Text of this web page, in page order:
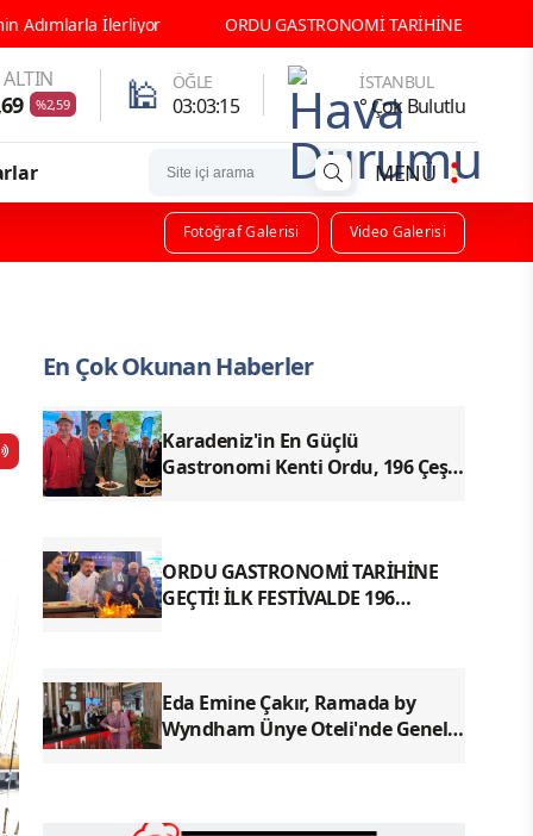
Karadeniz'in En Güçlü
%2,59 🕌 ÖĞLE
03:03:13
İSTANBUL
° Çok Bulutlu
MENÜ
Fotoğraf Galerisi Video Galerisi
En Çok Okunan Haberler
Karadeniz'in En Güçlü
Gastronomi Kenti Ordu, 196 Çeşit
ORDU GASTRONOMİ TARİHİNE
GEÇTİ! İLK FESTİVALDE 196
Eda Emine Çakır, Ramada by
Wyndham Ünye Oteli'nde Genel